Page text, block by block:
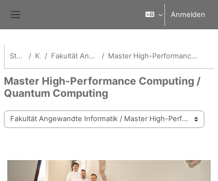
Anmelden
Startseite Kurse Fakultät Angewandte Informatik Master High-Performance Computing / Quantum Computing
Master High-Performance Computing /
Quantum Computing
Kursbereiche